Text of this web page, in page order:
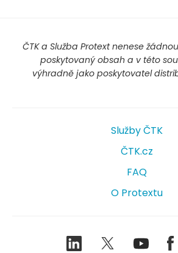
ČTK a Služba Protext nenese
poskytovaný obsah a v této
výhradně jako poskytovatel
Služby ČTK
ČTK.cz
FAQ
O Protextu
LinkedIn Twitter